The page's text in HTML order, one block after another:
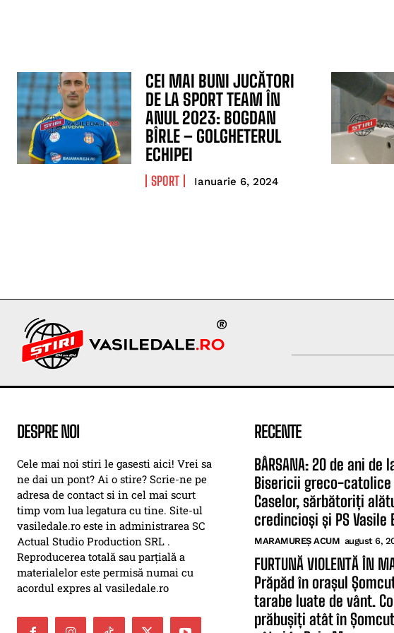
CEI MAI BUNI JUCĂTORI
DE LA SPORT TEAM ÎN
ANUL 2023: BOGDAN
BÎRLE – GOLGHETERUL
ECHIPEI
SPORT Ianuarie 6, 2024
DESPRE NOI
Cele mai noi stiri le gasesti aici! Vrei sa
ne dai un pont? Ai o stire? Scrie-ne pe
adresa de contact si in cel mai scurt
timp vom lua legatura cu tine. Site-ul
vasiledale.ro este in administrarea SC
Actual Studio Production SRL .
Reproducerea totală sau parțială a
materialelor este permisă numai cu
acordul expres al vasiledale.ro
RECENTE
BÂRSANA: 20 de ani de
Bisericii greco-catolice
Caselor, sărbătoriți
credincioși și PS Vasile
MARAMUREȘ ACUM august 6,
FURTUNĂ VIOLENTĂ ÎN
Prăpăd în orașul
tarabe luate de vânt.
prăbușiți atât în